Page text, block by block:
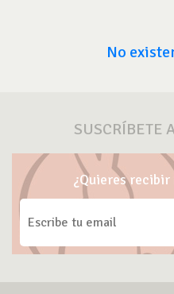
No
SUSCRÍBETE
¿Quieres